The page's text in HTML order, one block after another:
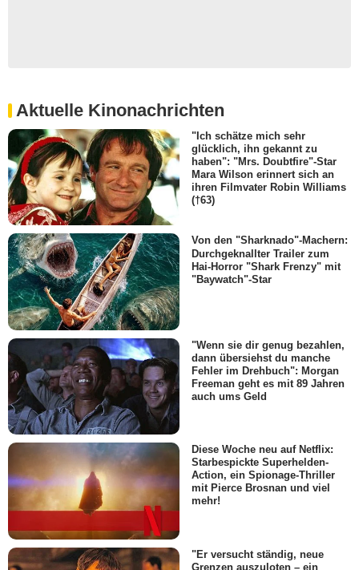
Aktuelle Kinonachrichten
"Ich schätze mich sehr
glücklich, ihn gekannt zu
haben": "Mrs. Doubtfire"-Star
Mara Wilson erinnert sich an
ihren Filmvater Robin Williams
(†63)
Von den "Sharknado"-Machern:
Durchgeknallter Trailer zum
Hai-Horror "Shark Frenzy" mit
"Baywatch"-Star
"Wenn sie dir genug bezahlen,
dann übersiehst du manche
Fehler im Drehbuch": Morgan
Freeman geht es mit 89 Jahren
auch ums Geld
Diese Woche neu auf Netflix:
Starbespickte Superhelden-
Action, ein Spionage-Thriller
mit Pierce Brosnan und viel
mehr!
"Er versucht ständig, neue
Grenzen auszuloten – ein